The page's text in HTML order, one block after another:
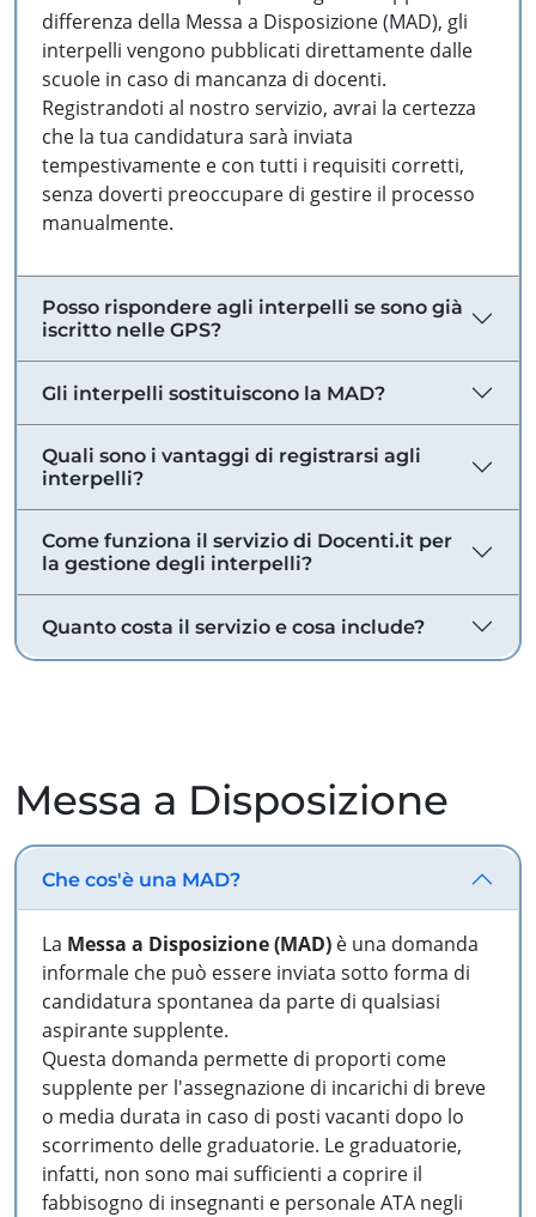
differenza della Messa a Disposizione (MAD), gli
interpelli vengono pubblicati direttamente dalle
scuole in caso di mancanza di docenti.
Registrandoti al nostro servizio, avrai la certezza
che la tua candidatura sarà inviata
tempestivamente e con tutti i requisiti corretti,
senza doverti preoccupare di gestire il processo
manualmente.
Posso rispondere agli interpelli se sono già
iscritto nelle GPS?
Gli interpelli sostituiscono la MAD?
Quali sono i vantaggi di registrarsi agli
interpelli?
Come funziona il servizio di Docenti.it per
la gestione degli interpelli?
Quanto costa il servizio e cosa include?
Messa a Disposizione
Che cos'è una MAD?
La Messa a Disposizione (MAD) è una domanda
informale che può essere inviata sotto forma di
candidatura spontanea da parte di qualsiasi
aspirante supplente.
Questa domanda permette di proporti come
supplente per l'assegnazione di incarichi di breve
o media durata in caso di posti vacanti dopo lo
scorrimento delle graduatorie. Le graduatorie,
infatti, non sono mai sufficienti a coprire il
fabbisogno di insegnanti e personale ATA negli